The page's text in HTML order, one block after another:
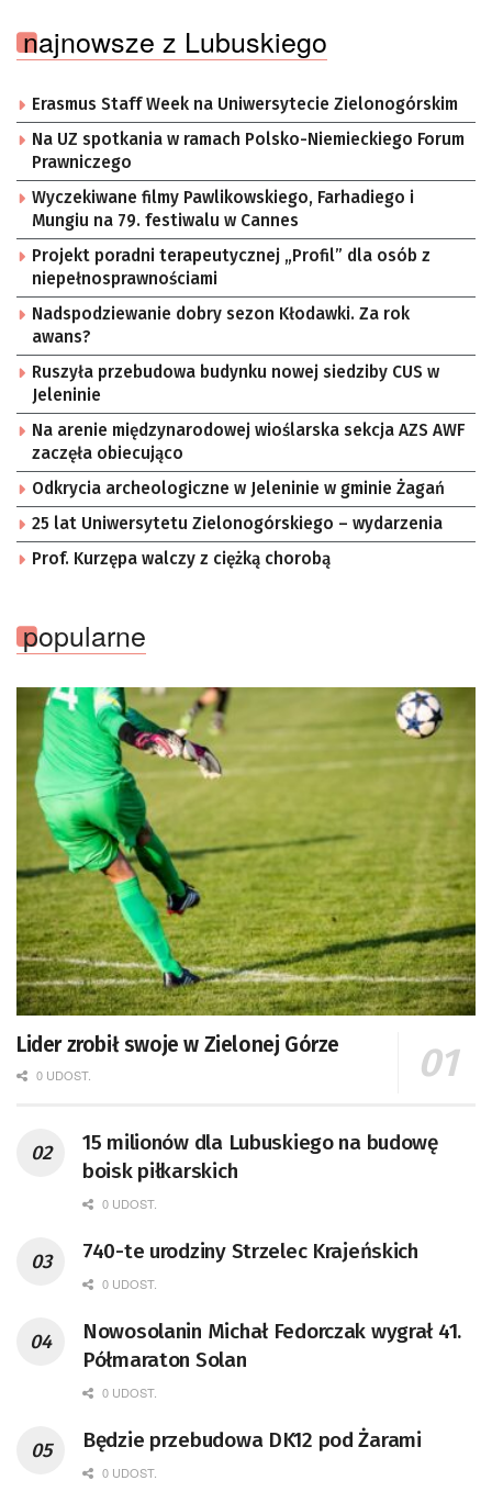
najnowsze z Lubuskiego
Erasmus Staff Week na Uniwersytecie Zielonogórskim
Na UZ spotkania w ramach Polsko-Niemieckiego Forum
Prawniczego
Wyczekiwane filmy Pawlikowskiego, Farhadiego i
Mungiu na 79. festiwalu w Cannes
Projekt poradni terapeutycznej „Profil” dla osób z
niepełnosprawnościami
Nadspodziewanie dobry sezon Kłodawki. Za rok
awans?
Ruszyła przebudowa budynku nowej siedziby CUS w
Jeleninie
Na arenie międzynarodowej wioślarska sekcja AZS AWF
zaczęła obiecująco
Odkrycia archeologiczne w Jeleninie w gminie Żagań
25 lat Uniwersytetu Zielonogórskiego – wydarzenia
Prof. Kurzępa walczy z ciężką chorobą
popularne
Lider zrobił swoje w Zielonej Górze
0 UDOST.
15 milionów dla Lubuskiego na budowę
boisk piłkarskich
0 UDOST.
740-te urodziny Strzelec Krajeńskich
0 UDOST.
Nowosolanin Michał Fedorczak wygrał 41.
Półmaraton Solan
0 UDOST.
Będzie przebudowa DK12 pod Żarami
0 UDOST.